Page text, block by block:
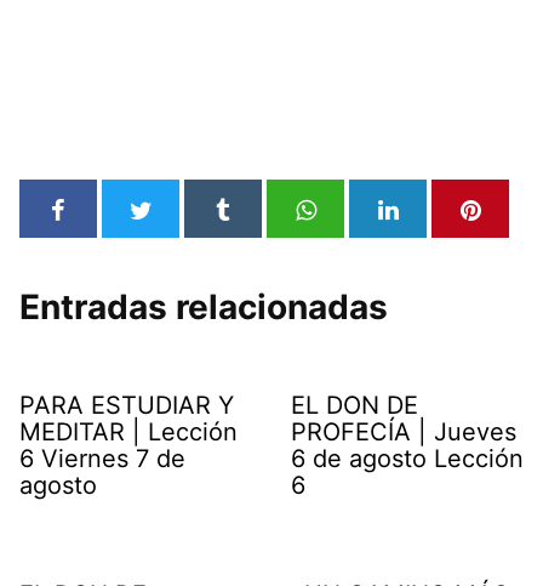
Entradas relacionadas
PARA ESTUDIAR Y
MEDITAR | Lección
6 Viernes 7 de
agosto
EL DON DE
PROFECÍA | Jueves
6 de agosto Lección
6